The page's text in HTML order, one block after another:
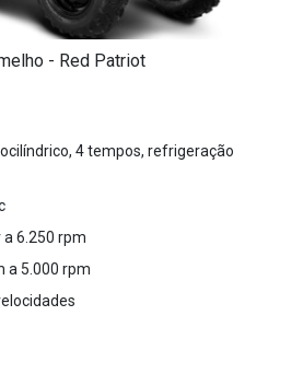
- Red Patriot
4 tempos, refrigeração
a 6.250 rpm
a 5.000 rpm